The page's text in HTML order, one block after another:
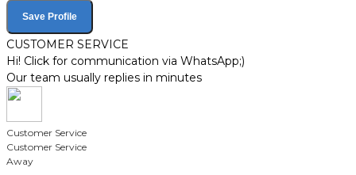
Save Profile
CUSTOMER SERVICE
Hi! Click for communication via WhatsApp;)
Our team usually replies in minutes
Customer Service
Customer Service
Away